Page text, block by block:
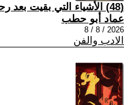
(48) الأشياء التي بقيت بعد رحيل أصحابها
عماد أبو حطب
2026 / 8 / 8
الادب والفن